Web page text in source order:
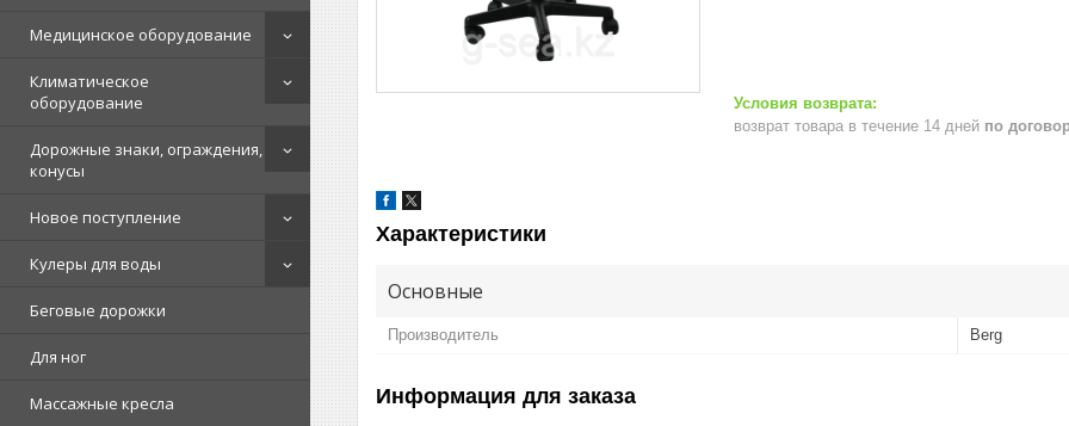
Медицинское оборудование
Климатическое
оборудование
Дорожные знаки, ограждения,
конусы
Новое поступление
Кулеры для воды
Беговые дорожки
Для ног
Массажные кресла
возврат товара в течение 14 дней по
Характеристики
Основные
Производитель Berg
Информация для заказа